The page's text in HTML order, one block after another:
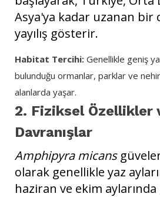
Asya'ya kadar uzanan bir
yayılış gösterir.
Habitat Tercihi: Genellikle geniş
bulunduğu ormanlar, parklar ve nehir
alanlarda yaşar.
2. Fiziksel Özellikler
Davranışlar
Amphipyra micans
olarak genellikle yaz
haziran ve ekim